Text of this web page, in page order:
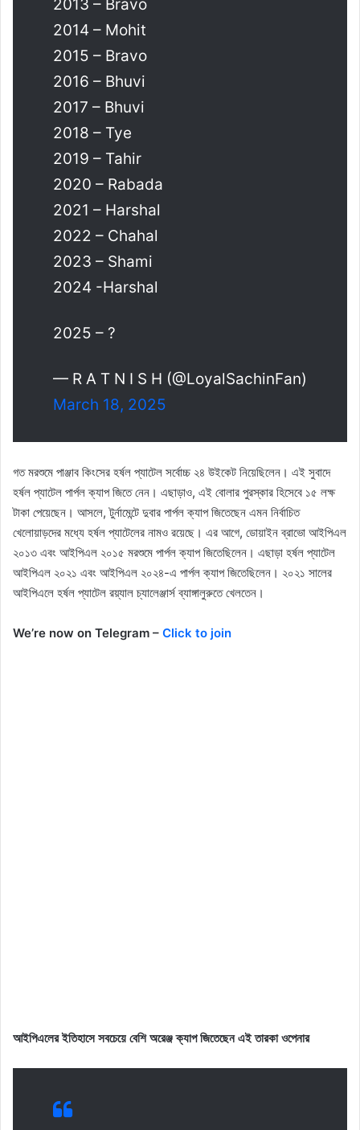
2013 – Bravo
2014 – Mohit
2015 – Bravo
2016 – Bhuvi
2017 – Bhuvi
2018 – Tye
2019 – Tahir
2020 – Rabada
2021 – Harshal
2022 – Chahal
2023 – Shami
2024 -Harshal
2025 – ?
— R A T N I S H (@LoyalSachinFan)
March 18, 2025
গত মরশুমে পাঞ্জাব কিংসের হর্ষল প্যাটেল সর্বোচ্চ ২৪ উইকেট নিয়েছিলেন। এই সুবাদে
হর্ষল প্যাটেল পার্পল ক্যাপ জিতে নেন। এছাড়াও, এই বোলার পুরস্কার হিসেবে ১৫ লক্ষ
টাকা পেয়েছেন। আসলে, টুর্নামেন্টে দুবার পার্পল ক্যাপ জিতেছেন এমন নির্বাচিত
খেলোয়াড়দের মধ্যে হর্ষল প্যাটেলের নামও রয়েছে। এর আগে, ডোয়াইন ব্রাভো আইপিএল
২০১৩ এবং আইপিএল ২০১৫ মরশুমে পার্পল ক্যাপ জিতেছিলেন। এছাড়া হর্ষল প্যাটেল
আইপিএল ২০২১ এবং আইপিএল ২০২৪-এ পার্পল ক্যাপ জিতেছিলেন। ২০২১ সালের
আইপিএলে হর্ষল প্যাটেল রয়্যাল চ্যালেঞ্জার্স ব্যাঙ্গালুরুতে খেলতেন।
We’re now on Telegram – Click to join
আইপিএলের ইতিহাসে সবচেয়ে বেশি অরেঞ্জ ক্যাপ জিতেছেন এই তারকা ওপেনার